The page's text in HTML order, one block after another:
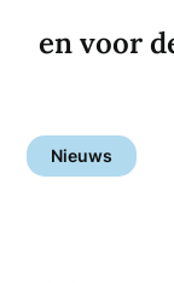
en voor
Nieuws